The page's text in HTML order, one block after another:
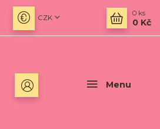
Menu
CZK
0 ks
0 Kč